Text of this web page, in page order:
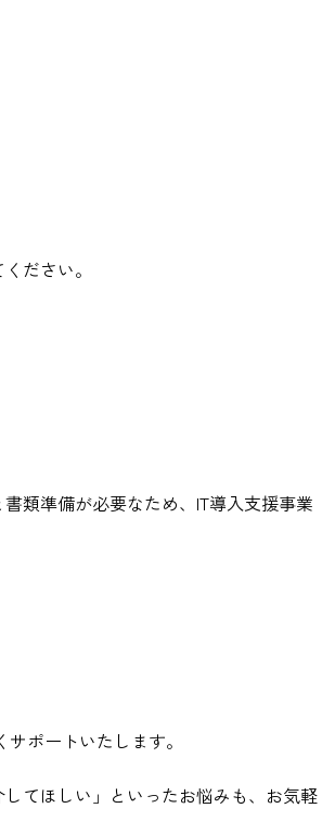
ださい。
類準備が必要なため、IT導入支援事業
ポートいたします。
てほしい」といったお悩みも、お気軽